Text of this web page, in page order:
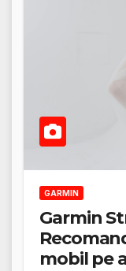
GARMIN
Garmin
mobil pe